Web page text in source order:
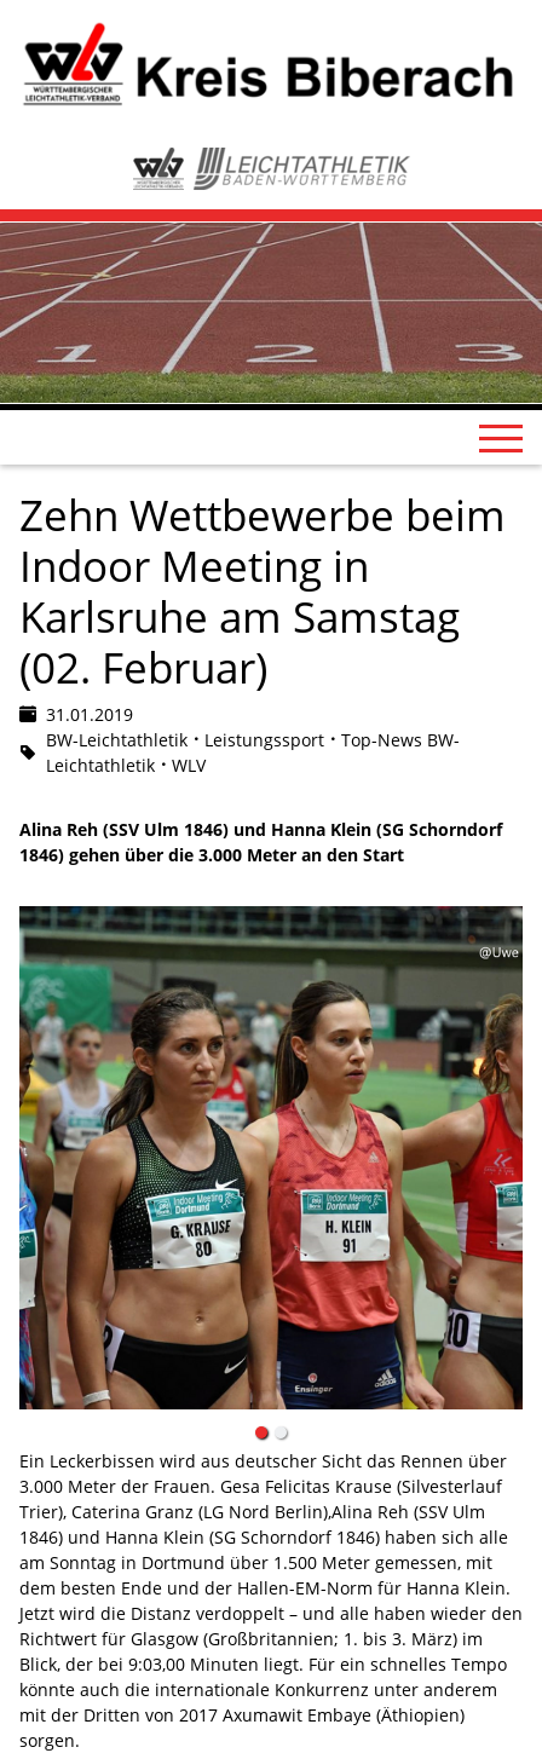
Zehn Wettbewerbe beim
Indoor Meeting in
Karlsruhe am Samstag
(02. Februar)
31.01.2019
BW-Leichtathletik
Leistungssport
Top-News BW-
Leichtathletik
WLV
Alina Reh (SSV Ulm 1846) und Hanna Klein (SG Schorndorf
1846) gehen über die 3.000 Meter an den Start
Ein Leckerbissen wird aus deutscher Sicht das Rennen über
3.000 Meter der Frauen. Gesa Felicitas Krause (Silvesterlauf
Trier), Caterina Granz (LG Nord Berlin),Alina Reh (SSV Ulm
1846) und Hanna Klein (SG Schorndorf 1846) haben sich alle
am Sonntag in Dortmund über 1.500 Meter gemessen, mit
dem besten Ende und der Hallen-EM-Norm für Hanna Klein.
Jetzt wird die Distanz verdoppelt – und alle haben wieder den
Richtwert für Glasgow (Großbritannien; 1. bis 3. März) im
Blick, der bei 9:03,00 Minuten liegt. Für ein schnelles Tempo
könnte auch die internationale Konkurrenz unter anderem
mit der Dritten von 2017 Axumawit Embaye (Äthiopien)
sorgen.